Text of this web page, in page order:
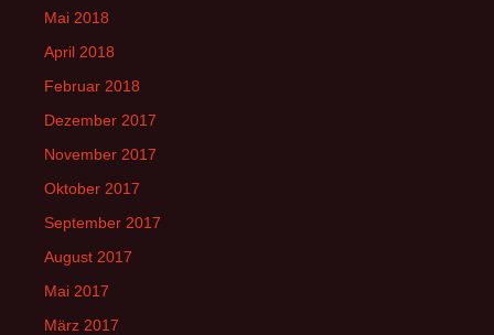
Mai 2018
April 2018
Februar 2018
Dezember 2017
November 2017
Oktober 2017
September 2017
August 2017
Mai 2017
März 2017